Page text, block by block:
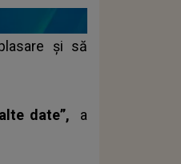
şi să
date”, a